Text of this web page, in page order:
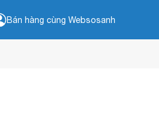
Bán hàng cùng Websosanh